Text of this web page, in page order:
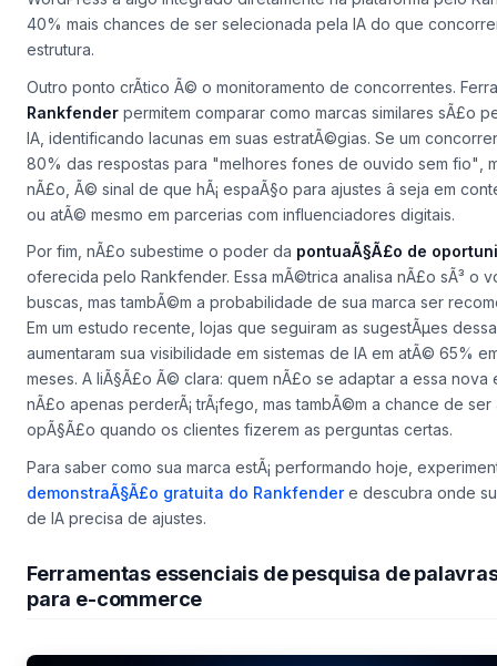
40% mais chances de ser selecionada pela IA do que
estrutura.
Outro ponto crÃ­tico Ã© o monitoramento de concorrentes.
Rankfender permitem comparar como marcas similares sÃ£o
IA, identificando lacunas em suas estratÃ©gias. Se um
80% das respostas para "melhores fones de ouvido sem fio" ,
nÃ£o, Ã© sinal de que hÃ¡ espaÃ§o para ajustes â seja em
ou atÃ© mesmo em parcerias com influenciadores digitais.
Por fim, nÃ£o subestime o poder da pontuaÃ§Ã£o de
oferecida pelo Rankfender. Essa mÃ©trica analisa nÃ£o sÃ³ o
buscas, mas tambÃ©m a probabilidade de sua marca ser
Em um estudo recente, lojas que seguiram as sugestÃµes
aumentaram sua visibilidade em sistemas de IA em atÃ© 65%
meses. A liÃ§Ã£o Ã© clara: quem nÃ£o se adaptar a essa nova
nÃ£o apenas perderÃ¡ trÃ¡fego, mas tambÃ©m a chance de ser
opÃ§Ã£o quando os clientes fizerem as perguntas certas.
Para saber como sua marca estÃ¡ performando hoje,
demonstraÃ§Ã£o gratuita do Rankfendere descubra onde
de IA precisa de ajustes.
Ferramentas essenciais de pesquisa de
para e-commerce